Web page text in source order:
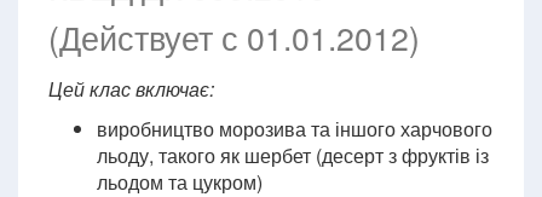
(Действует с 01.01.2012)
Цей клас включає:
виробництво морозива та іншого харчового
льоду, такого як шербет (десерт з фруктів із
льодом та цукром)